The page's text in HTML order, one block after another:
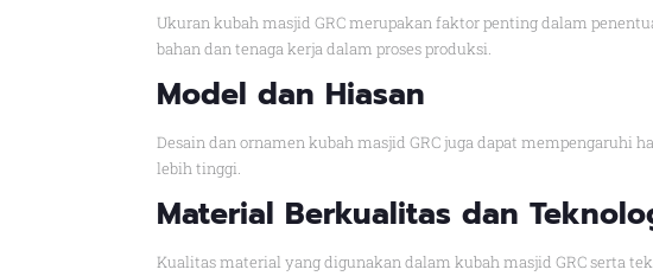
Ukuran kubah masjid GRC merupakan faktor penting dalam
bahan dan tenaga kerja dalam proses produksi.
Model dan Hiasan
Desain dan ornamen kubah masjid GRC juga dapat mempengaruhi
lebih tinggi.
Material Berkualitas dan
Kualitas material yang digunakan dalam kubah masjid GRC serta